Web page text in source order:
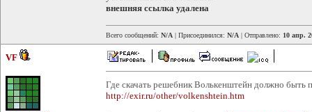
внешняя ссылка удалена
Всего сообщений: N/A | Присоединился: N/A | Отправлено: 10 апр.
VF
Где скачать решебник Волькенштейн должно быть
http://exir.ru/other/volkenshtein.htm